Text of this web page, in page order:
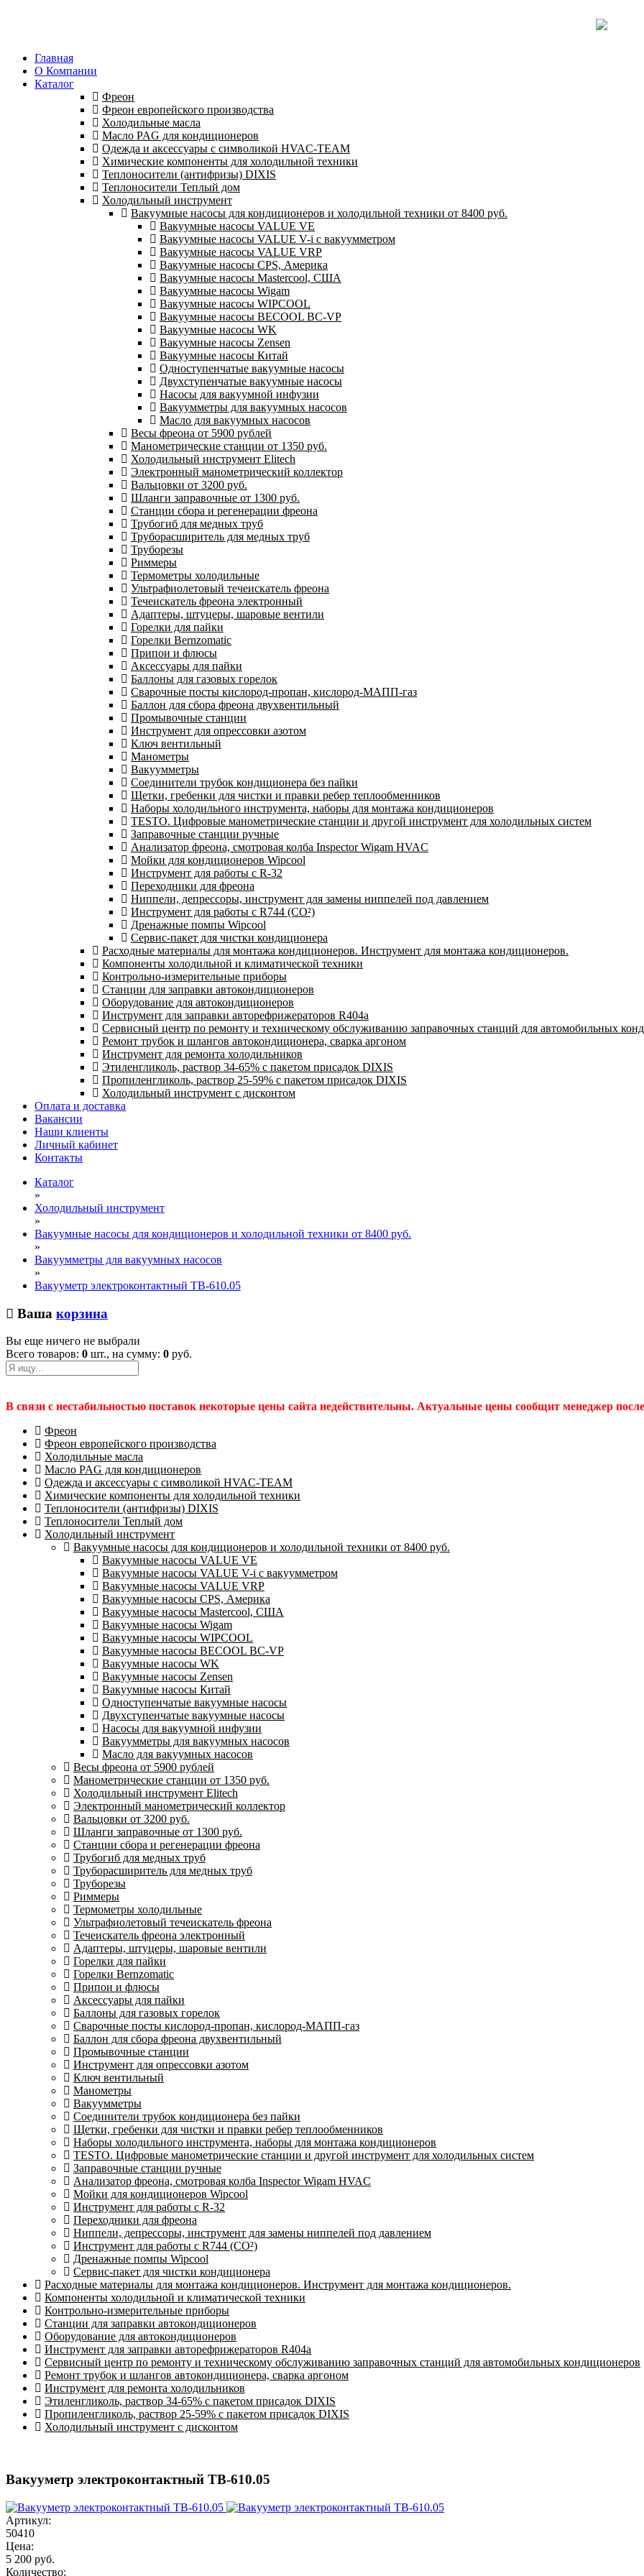
Главная
О Компании
Каталог
Фреон
Фреон европейского производства
Холодильные масла
Масло PAG для кондиционеров
Одежда и аксессуары с символикой HVAC-TEAM
Химические компоненты для холодильной техники
Теплоносители (антифризы) DIXIS
Теплоносители Теплый дом
Холодильный инструмент
Вакуумные насосы для кондиционеров и холодильной техники от 8400 руб.
Вакуумные насосы VALUE VE
Вакуумные насосы VALUE V-i с вакуумметром
Вакуумные насосы VALUE VRP
Вакуумные насосы CPS, Америка
Вакуумные насосы Mastercool, США
Вакуумные насосы Wigam
Вакуумные насосы WIPCOOL
Вакуумные насосы BECOOL BC-VP
Вакуумные насосы WK
Вакуумные насосы Zensen
Вакуумные насосы Китай
Одноступенчатые вакуумные насосы
Двухступенчатые вакуумные насосы
Насосы для вакуумной инфузии
Вакуумметры для вакуумных насосов
Масло для вакуумных насосов
Весы фреона от 5900 рублей
Манометрические станции от 1350 руб.
Холодильный инструмент Elitech
Электронный манометрический коллектор
Вальцовки от 3200 руб.
Шланги заправочные от 1300 руб.
Станции сбора и регенерации фреона
Трубогиб для медных труб
Труборасширитель для медных труб
Труборезы
Риммеры
Термометры холодильные
Ультрафиолетовый течеискатель фреона
Течеискатель фреона электронный
Адаптеры, штуцеры, шаровые вентили
Горелки для пайки
Горелки Bernzomatic
Припои и флюсы
Аксессуары для пайки
Баллоны для газовых горелок
Сварочные посты кислород-пропан, кислород-МАПП-газ
Баллон для сбора фреона двухвентильный
Промывочные станции
Инструмент для опрессовки азотом
Ключ вентильный
Манометры
Вакуумметры
Соединители трубок кондиционера без пайки
Щетки, гребенки для чистки и правки ребер теплообменников
Наборы холодильного инструмента, наборы для монтажа кондиционеров
TESTO. Цифровые манометрические станции и другой инструмент для холодильных систем
Заправочные станции ручные
Анализатор фреона, смотровая колба Inspector Wigam HVAC
Мойки для кондиционеров Wipcool
Инструмент для работы с R-32
Переходники для фреона
Ниппели, депрессоры, инструмент для замены ниппелей под давлением
Инструмент для работы с R744 (CO²)
Дренажные помпы Wipcool
Сервис-пакет для чистки кондиционера
Расходные материалы для монтажа кондиционеров. Инструмент для монтажа кондиционеров.
Компоненты холодильной и климатической техники
Контрольно-измерительные приборы
Станции для заправки автокондиционеров
Оборудование для автокондиционеров
Инструмент для заправки авторефрижераторов R404a
Сервисный центр по ремонту и техническому обслуживанию заправочных станций для автомобильных
Ремонт трубок и шлангов автокондиционера, сварка аргоном
Инструмент для ремонта холодильников
Этиленгликоль, раствор 34-65% с пакетом присадок DIXIS
Пропиленгликоль, раствор 25-59% с пакетом присадок DIXIS
Холодильный инструмент с дисконтом
Оплата и доставка
Вакансии
Наши клиенты
Личный кабинет
Контакты
Каталог
»
Холодильный инструмент
»
Вакуумные насосы для кондиционеров и холодильной техники от 8400 руб.
»
Вакуумметры для вакуумных насосов
»
Вакууметр электроконтактный ТВ-610.05
Ваша корзина
Вы еще ничего не выбрали
Всего товаров: 0 шт., на сумму: 0 руб.
В связи с нестабильностью поставок некоторые цены сайта недействительны. Актуальные цены сообщит менеджер
Фреон
Фреон европейского производства
Холодильные масла
Масло PAG для кондиционеров
Одежда и аксессуары с символикой HVAC-TEAM
Химические компоненты для холодильной техники
Теплоносители (антифризы) DIXIS
Теплоносители Теплый дом
Холодильный инструмент
Вакуумные насосы для кондиционеров и холодильной техники от 8400 руб.
Вакуумные насосы VALUE VE
Вакуумные насосы VALUE V-i с вакуумметром
Вакуумные насосы VALUE VRP
Вакуумные насосы CPS, Америка
Вакуумные насосы Mastercool, США
Вакуумные насосы Wigam
Вакуумные насосы WIPCOOL
Вакуумные насосы BECOOL BC-VP
Вакуумные насосы WK
Вакуумные насосы Zensen
Вакуумные насосы Китай
Одноступенчатые вакуумные насосы
Двухступенчатые вакуумные насосы
Насосы для вакуумной инфузии
Вакуумметры для вакуумных насосов
Масло для вакуумных насосов
Весы фреона от 5900 рублей
Манометрические станции от 1350 руб.
Холодильный инструмент Elitech
Электронный манометрический коллектор
Вальцовки от 3200 руб.
Шланги заправочные от 1300 руб.
Станции сбора и регенерации фреона
Трубогиб для медных труб
Труборасширитель для медных труб
Труборезы
Риммеры
Термометры холодильные
Ультрафиолетовый течеискатель фреона
Течеискатель фреона электронный
Адаптеры, штуцеры, шаровые вентили
Горелки для пайки
Горелки Bernzomatic
Припои и флюсы
Аксессуары для пайки
Баллоны для газовых горелок
Сварочные посты кислород-пропан, кислород-МАПП-газ
Баллон для сбора фреона двухвентильный
Промывочные станции
Инструмент для опрессовки азотом
Ключ вентильный
Манометры
Вакуумметры
Соединители трубок кондиционера без пайки
Щетки, гребенки для чистки и правки ребер теплообменников
Наборы холодильного инструмента, наборы для монтажа кондиционеров
TESTO. Цифровые манометрические станции и другой инструмент для холодильных систем
Заправочные станции ручные
Анализатор фреона, смотровая колба Inspector Wigam HVAC
Мойки для кондиционеров Wipcool
Инструмент для работы с R-32
Переходники для фреона
Ниппели, депрессоры, инструмент для замены ниппелей под давлением
Инструмент для работы с R744 (CO²)
Дренажные помпы Wipcool
Сервис-пакет для чистки кондиционера
Расходные материалы для монтажа кондиционеров. Инструмент для монтажа кондиционеров.
Компоненты холодильной и климатической техники
Контрольно-измерительные приборы
Станции для заправки автокондиционеров
Оборудование для автокондиционеров
Инструмент для заправки авторефрижераторов R404a
Сервисный центр по ремонту и техническому обслуживанию заправочных станций для автомобильных кондиционеров
Ремонт трубок и шлангов автокондиционера, сварка аргоном
Инструмент для ремонта холодильников
Этиленгликоль, раствор 34-65% с пакетом присадок DIXIS
Пропиленгликоль, раствор 25-59% с пакетом присадок DIXIS
Холодильный инструмент с дисконтом
Вакууметр электроконтактный ТВ-610.05
Артикул:
50410
Цена:
5 200 руб.
Количество: